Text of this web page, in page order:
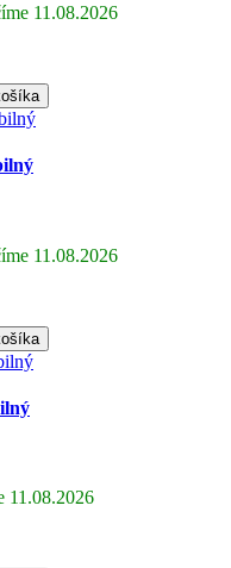
11.08.2026
11.08.2026
11.08.2026